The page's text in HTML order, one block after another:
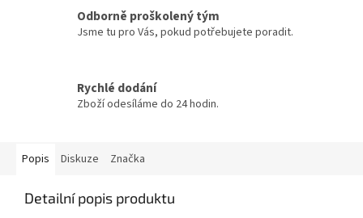
Odborně proškolený tým
Jsme tu pro Vás, pokud potřebujete poradit.
Rychlé dodání
Zboží odesíláme do 24 hodin.
Popis Diskuze Značka
Detailní popis produktu